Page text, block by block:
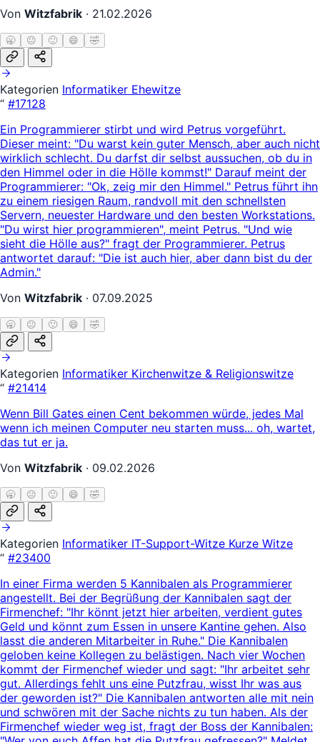
Von Witzfabrik · 21.02.2026
🥱 😐 🙂 😄 🤣
Kategorien Informatiker Ehewitze
“ #17128
Ein Programmierer stirbt und wird Petrus vorgeführt.
Dieser meint: "Du warst kein guter Mensch, aber auch nicht
wirklich schlecht. Du darfst dir selbst aussuchen, ob du in
den Himmel oder in die Hölle kommst!" Darauf meint der
Programmierer: "Ok, zeig mir den Himmel." Petrus führt ihn
zu einem riesigen Raum, randvoll mit den schnellsten
Servern, neuester Hardware und den besten Workstations.
"Du wirst hier programmieren", meint Petrus. "Und wie
sieht die Hölle aus?" fragt der Programmierer. Petrus
antwortet darauf: "Die ist auch hier, aber dann bist du der
Admin."
Von Witzfabrik · 07.09.2025
🥱 😐 🙂 😄 🤣
Kategorien Informatiker Kirchenwitze & Religionswitze
“ #21414
Wenn Bill Gates einen Cent bekommen würde, jedes Mal
wenn ich meinen Computer neu starten muss... oh, wartet,
das tut er ja.
Von Witzfabrik · 09.02.2026
🥱 😐 🙂 😄 🤣
Kategorien Informatiker IT-Support-Witze Kurze Witze
“ #23400
In einer Firma werden 5 Kannibalen als Programmierer
angestellt. Bei der Begrüßung der Kannibalen sagt der
Firmenchef: "Ihr könnt jetzt hier arbeiten, verdient gutes
Geld und könnt zum Essen in unsere Kantine gehen. Also
lasst die anderen Mitarbeiter in Ruhe." Die Kannibalen
geloben keine Kollegen zu belästigen. Nach vier Wochen
kommt der Firmenchef wieder und sagt: "Ihr arbeitet sehr
gut. Allerdings fehlt uns eine Putzfrau, wisst Ihr was aus
der geworden ist?" Die Kannibalen antworten alle mit nein
und schwören mit der Sache nichts zu tun haben. Als der
Firmenchef wieder weg ist, fragt der Boss der Kannibalen: